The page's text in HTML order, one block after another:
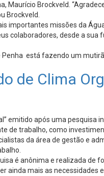
Brockveld.
Brockveld.
importantes missões da
colaboradores, desde a sua
está fazendo um
de Clima
emitido após uma
de trabalho, como
da área de gestão e
é anônima e realizada
ainda mais as